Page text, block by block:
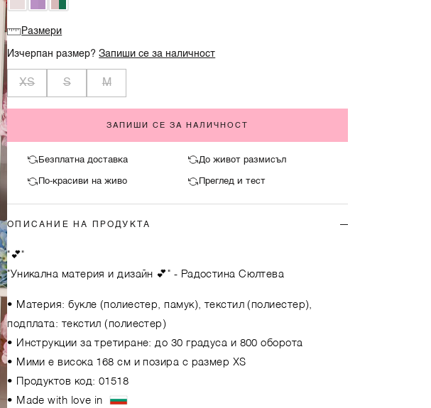
Размери
Изчерпан размер?Запиши се за наличност
XS S M
ЗАПИШИ СЕ ЗА НАЛИЧНОСТ
Безплатна доставка До живот размисъл
По-красиви на живо Преглед и тест
ОПИСАНИЕ НА ПРОДУКТА
"💕"
"Уникална материя и дизайн 💕" - Радостина Сюлтева
• Материя: букле (полиестер, памук), текстил (полиестер),
подплата: текстил (полиестер)
• Инструкции за третиране: до 30 градуса и 800 оборота
• Мими е висока 168 см и позира с размер XS
• Продуктов код: 01518
• Made with love in